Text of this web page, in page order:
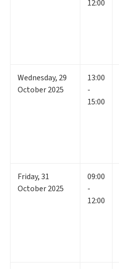
12:00
Wednesday, 29
October 2025
13:00
-
15:00
Friday,31
October 2025
09:00
-
12:00